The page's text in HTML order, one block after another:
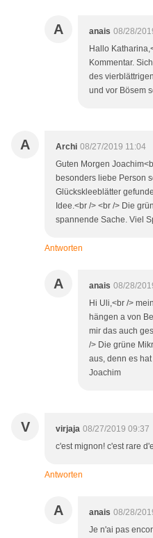
A anais 08/28/
Hallo
Kommentar.
des
und vor Bösem
A Archi 08/27/2019 11:04
Guten Morgen
besonders liebe Person
Glückskleeblätter
Idee.<br /> <br /> Die
spannende Sache. Viel
Antworten
A anais 08/28/
Hi Uli,<br />
hängen a von
mir das auch
/> Die grüne
aus, denn es
Joachim
V virjaja 08/27/2019 09:37
c'est mignon! c'est rare
Antworten
A anais 08/28/
Je n'ai pas